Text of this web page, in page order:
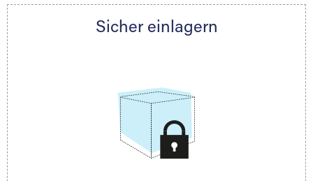
persönlich hinsichtlich Lagervolumen und zu
Sicher einlagern